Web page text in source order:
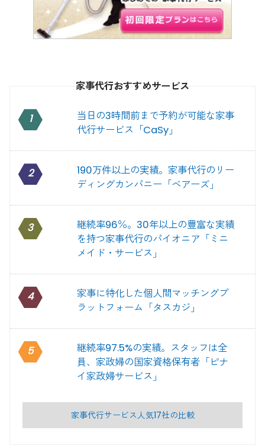
家事代行おすすめサービス
1
当日の3時間前まで予約が可能な家事
代行サービス「CaSy」
2
190万件以上の実績。家事代行のリー
ディングカンパニー「ベアーズ」
3
継続率96％。30年以上の豊富な実績
を持つ家事代行のパイオニア「ミニ
メイド・サービス」
4
家事に特化した個人間マッチングプ
ラットフォーム「タスカジ」
5
継続率97.5%の実績。スタッフは全
員、家政婦の国家資格保有者「ピナ
イ家政婦サービス」
家事代行サービス人気17社の比較